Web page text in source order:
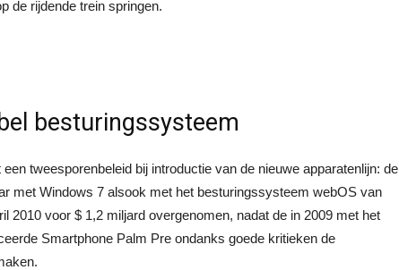
de rijdende trein springen.
besturingssysteem
tweesporenbeleid bij introductie van de nieuwe apparatenlijn: de
met Windows 7 alsook met het besturingssysteem webOS van
2010 voor $ 1,2 miljard overgenomen, nadat de in 2009 met het
Smartphone Palm Pre ondanks goede kritieken de